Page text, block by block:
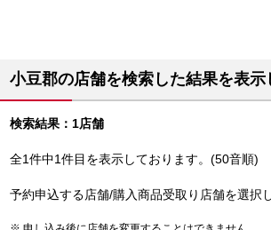
小豆郡の店舗を検索した結果を表示
検索結果：1店舗
全1件中1件目を表示しております。(50音順)
予約申込する店舗/購入商品受取り店舗を選択